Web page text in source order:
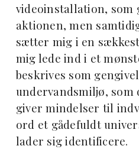
videoinstallation, som
aktionen, men
sætter mig i en
mig lede ind i et
beskrives som
undervandsmiljø, som
giver mindelser til
ord et gådefuldt
lader sig identificere.